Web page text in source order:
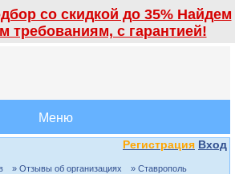
со скидкой до 35% Найдем
требованиям, с гарантией!
Меню
Регистрация Вход
» Отзывы об организациях
» Ставрополь